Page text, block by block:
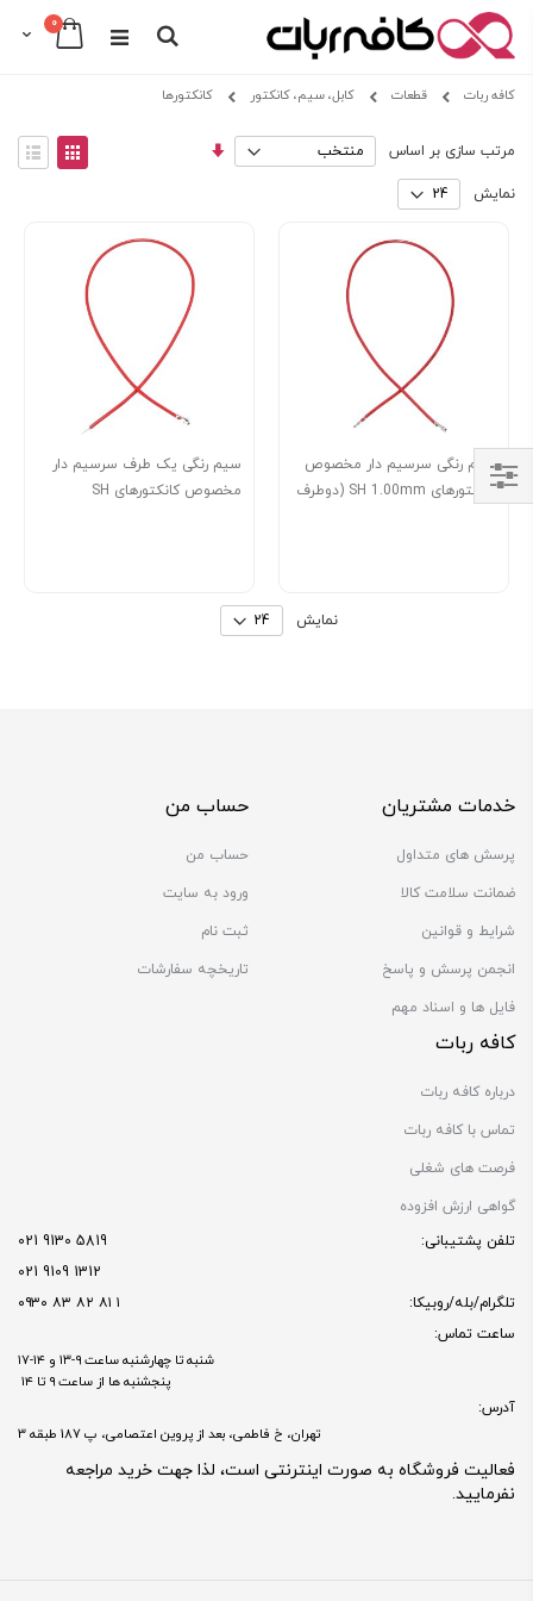
Cart0
Search
to
کافه ربات قطعات کابل، سیم، کانکتور کانکتورها
مرتب سازی بر اساس
مرتب
View
as
نمایش
سیم رنگی سرسیم دار مخصوص
کانکتورهای SH 1.00mm (دوطرف
سیم رنگی یک طرف سرسیم دار
مخصوص کانکتورهای SH
نمایش
Shop
خدمات مشتریان
پرسش های متداول
ضمانت سلامت کالا
شرایط و قوانین
انجمن پرسش و پاسخ
فایل ها و اسناد مهم
حساب من
حساب من
ورود به سایت
ثبت نام
تاریخچه سفارشات
کافه ربات
درباره کافه ربات
تماس با کافه ربات
فرصت های شغلی
گواهی ارزش افزوده
تلفن پشتیبانی:
5819 9130 021
1312 9109 021
تلگرام/بله/روبیکا:
۱ ۸۱ ۸۲ ۸۳ ۰۹۳۰
ساعت تماس:
شنبه تا چهارشنبه ساعت ۹-۱۳ و ۱۴-۱۷
پنجشنبه ها از ساعت ۹ تا ۱۴
آدرس:
تهران، خ فاطمی، بعد از پروین اعتصامی، پ 187 طبقه 3
فعالیت فروشگاه به صورت اینترنتی است، لذا جهت خرید مراجعه
نفرمایید.